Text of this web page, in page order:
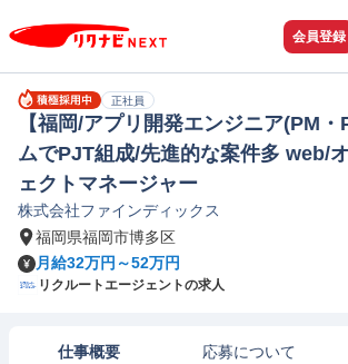
会員登録
正社員
【福岡/アプリ開発エンジニア(PM
ムでPJT組成/先進的な案件多 web/
ェクトマネージャー
株式会社ファインディックス
福岡県福岡市博多区
月給32万円～52万円
リクルートエージェントの求人
仕事概要 応募について